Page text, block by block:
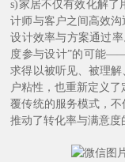
s)家居不仅有效化解了
计师与客户之间高效沟通
设计效率与方案通过率
度参与设计”的可能
求得以被听见、被理解
户粘性，也重新定义
覆传统的服务模式，
推动了转化率与满意度